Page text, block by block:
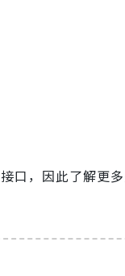
接口，因此了解更